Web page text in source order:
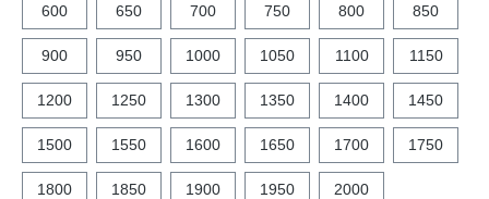
600 650 700 750 800 850
900 950 1000 1050 1100 1150
1200 1250 1300 1350 1400 1450
1500 1550 1600 1650 1700 1750
1800 1850 1900 1950 2000